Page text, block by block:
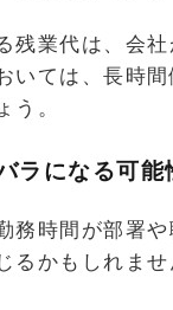
残業代は、会
いては、長時
う。
になる可能
務時間が部署
るかもしれませ